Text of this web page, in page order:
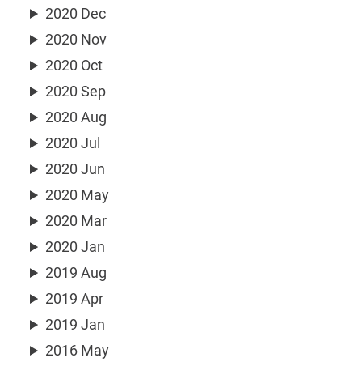
2020 Dec
2020 Nov
2020 Oct
2020 Sep
2020 Aug
2020 Jul
2020 Jun
2020 May
2020 Mar
2020 Jan
2019 Aug
2019 Apr
2019 Jan
2016 May